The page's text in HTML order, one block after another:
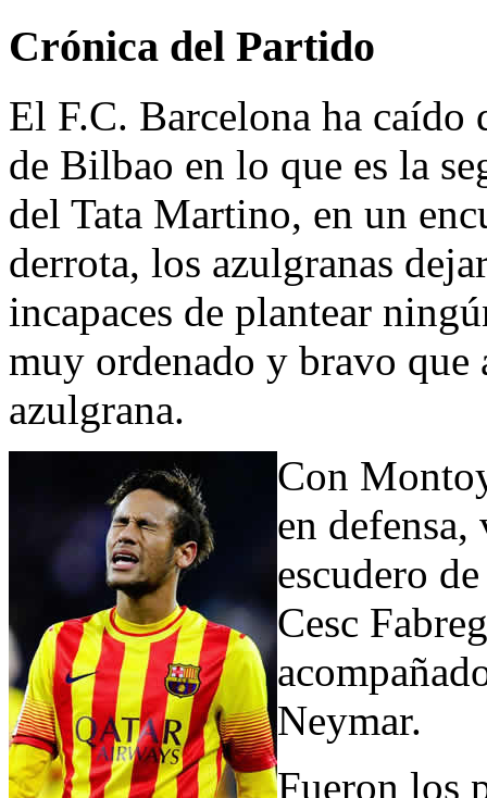
Crónica del Partido
El F.C. Barcelona ha
de Bilbao en lo que es la
del Tata Martino, en un
derrota, los azulgranas
incapaces de plantear
muy ordenado y bravo que
azulgrana.
Con
en
escudero
Cesc
Neymar.
Fueron los